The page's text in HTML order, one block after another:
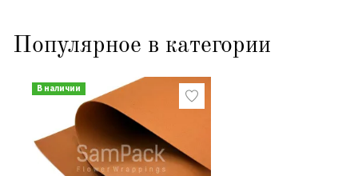
Популярное в категории
В наличии